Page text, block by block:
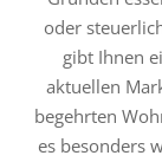
oder
gibt Ihnen
aktuellen
begehrten
es besonders